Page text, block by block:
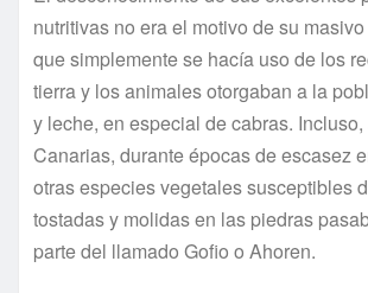
nutritivas no era el motivo de su
que simplemente se hacía uso de los
tierra y los animales otorgaban a la
y leche, en especial de cabras.
Canarias, durante épocas de escasez
otras especies vegetales susceptibles
tostadas y molidas en las piedras
parte del llamado Gofio o Ahoren.